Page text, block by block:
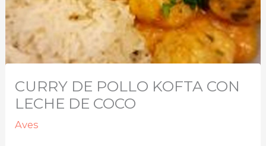
CURRY DE POLLO KOFTA CON
LECHE DE COCO
Aves